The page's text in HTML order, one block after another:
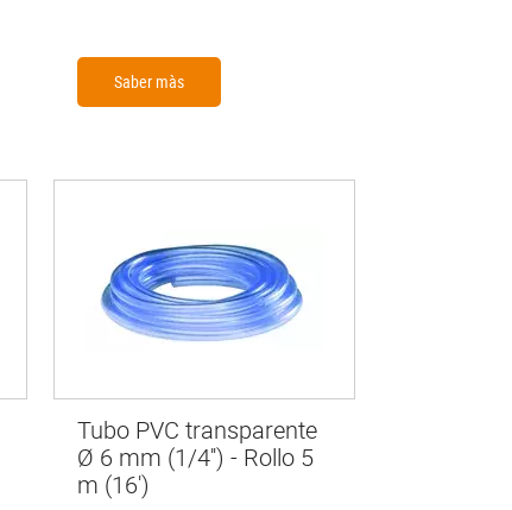
Saber màs
Tubo PVC transparente
Ø 6 mm (1/4'') - Rollo 5
m (16')